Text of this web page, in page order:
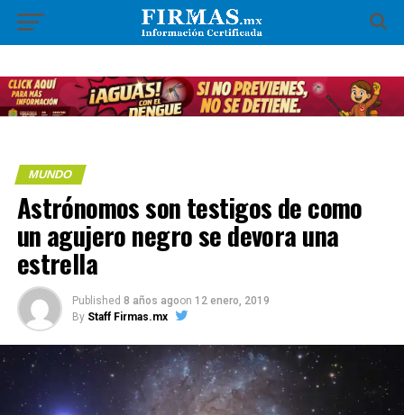
MUNDO
Astrónomos son testigos de como
un agujero negro se devora una
estrella
Published 8 años agoon 12 enero, 2019
By Staff Firmas.mx